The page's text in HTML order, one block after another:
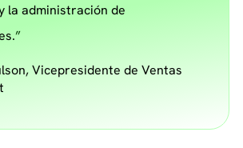
la administración de
Vicepresidente de Ventas